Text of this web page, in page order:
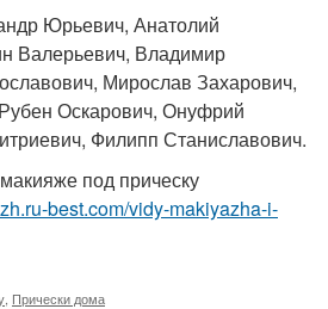
Юрьевич, Анатолий
Валерьевич, Владимир
Мирослав Захарович,
Оскарович, Онуфрий
Филипп Станиславович.
под прическу
best.com/vidy-makiyazha-i-
Прически дома